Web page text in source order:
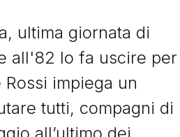
ultima giornata di
all'82 lo fa uscire per
impiega un
tutti, compagni di
all’ultimo dei